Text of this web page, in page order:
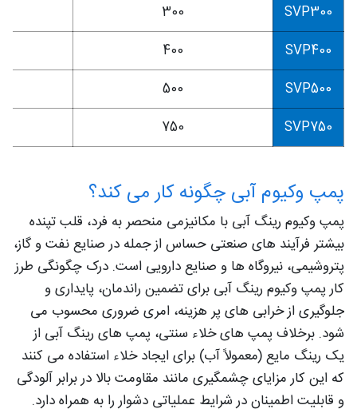
SVP300
300
SVP400
400
SVP500
500
SVP750
750
پمپ وکیوم آبی چگونه کار می‌ کند؟
پمپ وکیوم رینگ آبی با مکانیزمی منحصر به فرد، قلب تپنده
بیشتر فرآیند های صنعتی حساس از جمله در صنایع نفت و گاز،
پتروشیمی، نیروگاه‌ ها و صنایع دارویی است. درک چگونگی طرز
کار پمپ وکیوم رینگ آبی برای تضمین راندمان، پایداری و
جلوگیری از خرابی‌ های پر هزینه، امری ضروری محسوب می‌
شود. برخلاف پمپ‌ های خلاء سنتی، پمپ‌ های رینگ آبی از
یک رینگ مایع (معمولاً آب) برای ایجاد خلاء استفاده می‌ کنند
که این کار مزایای چشمگیری مانند مقاومت بالا در برابر آلودگی
و قابلیت اطمینان در شرایط عملیاتی دشوار را به همراه دارد.